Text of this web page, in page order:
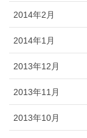
2014年2月
2014年1月
2013年12月
2013年11月
2013年10月